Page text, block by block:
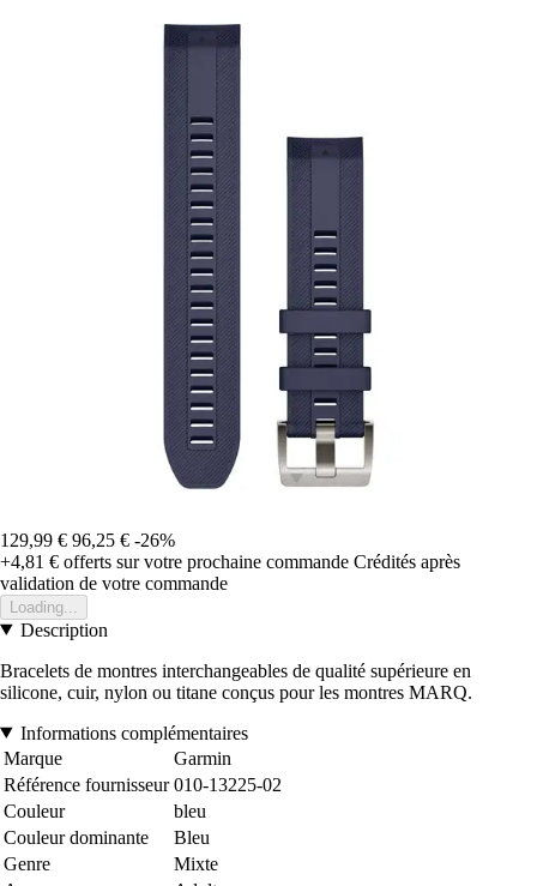
129,99 € 96,25 € -26%
+4,81 € offerts sur votre prochaine commande Crédités après
validation de votre commande
Loading...
Description
Bracelets de montres interchangeables de qualité supérieure en
silicone, cuir, nylon ou titane conçus pour les montres MARQ.
Informations complémentaires
Marque
Garmin
Référence fournisseur 010-13225-02
Couleur
bleu
Couleur dominante
Bleu
Genre
Mixte